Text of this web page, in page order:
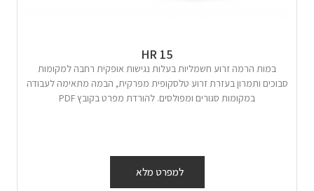
HR 15
במות הרמה זרוע חשמליות בעלות נגישות אופקית רחבה למקומות
סבוכים ותמרון בעזרת זרוע טלסקופית מפרקית, הבמה מתאימה לעבודה
במקומות סגורים ומפולסים. להורדת מפרט בקובץ PDF
למפרט מלא